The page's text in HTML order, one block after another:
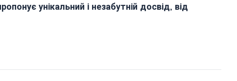
унікальний і незабутній досвід, від